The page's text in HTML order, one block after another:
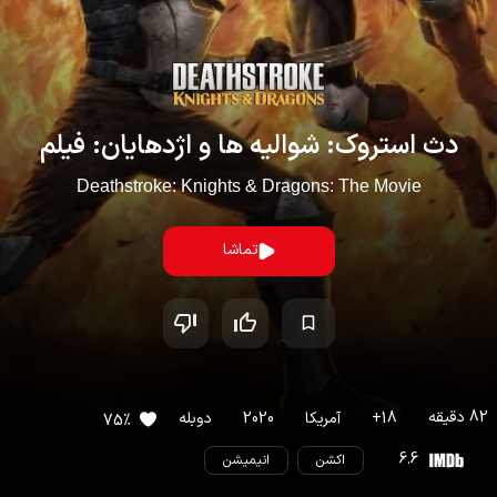
دث استروک: شوالیه ها و اژدهایان: فیلم
Deathstroke: Knights & Dragons: The Movie
تماشا
82 دقیقه 18
+ آمریکا 2020 دوبله 75%
6.6
اکشن انیمیشن